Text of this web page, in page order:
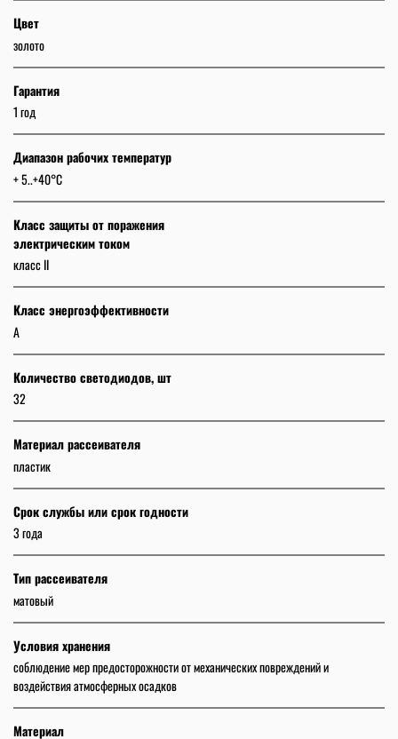
Цвет
золото
Гарантия
1 год
Диапазон рабочих температур
+ 5..+40°C
Класс защиты от поражения
электрическим током
класс II
Класс энергоэффективности
A
Количество светодиодов, шт
32
Материал рассеивателя
пластик
Срок службы или срок годности
3 года
Тип рассеивателя
матовый
Условия хранения
соблюдение мер предосторожности от механических повреждений и
воздействия атмосферных осадков
Материал